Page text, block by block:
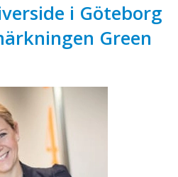
i Göteborg
Green